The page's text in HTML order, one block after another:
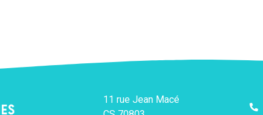
11 rue Jean Macé